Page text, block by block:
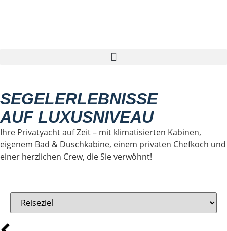
SEGELERLEBNISSE
AUF LUXUSNIVEAU
Ihre Privatyacht auf Zeit – mit klimatisierten Kabinen,
eigenem Bad & Duschkabine, einem privaten Chefkoch und
einer herzlichen Crew, die Sie verwöhnt!